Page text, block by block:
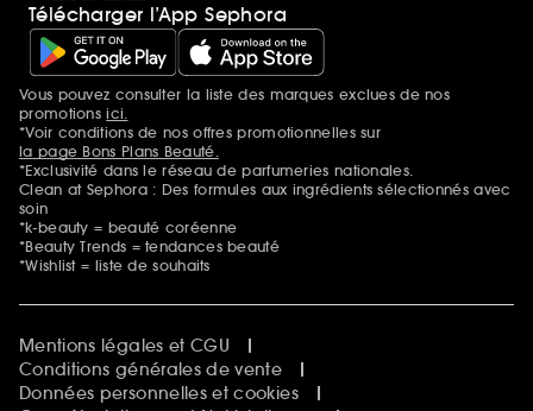
Télécharger l’App Sephora
Mentions additionnelles
Vous pouvez consulter la liste des marques exclues de nos
promotionsici.
*Voir conditions de nos offres promotionnelles sur
la page Bons Plans Beauté.
*Exclusivité dans le réseau de parfumeries nationales.
Clean at Sephora : Des formules aux ingrédients sélectionnés avec
soin
*k-beauty = beauté coréenne
*Beauty Trends = tendances beauté
*Wishlist = liste de souhaits
Mentions légales et CGU
Conditions générales de vente
Données personnelles et cookies